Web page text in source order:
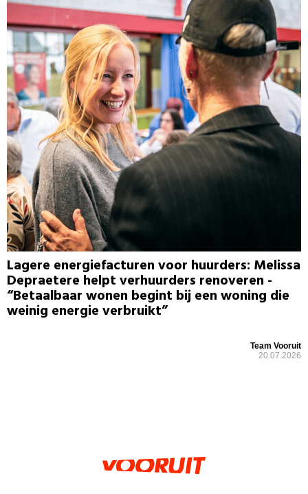
Lagere energiefacturen voor huurders: Melissa
Depraetere helpt verhuurders renoveren -
“Betaalbaar wonen begint bij een woning die
weinig energie verbruikt”
Team Vooruit
20.07.2026